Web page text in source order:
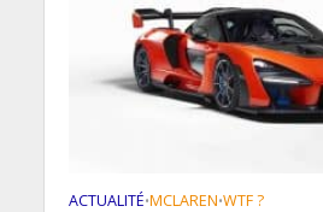
ACTUALITÉ•MCLAREN•WTF ?